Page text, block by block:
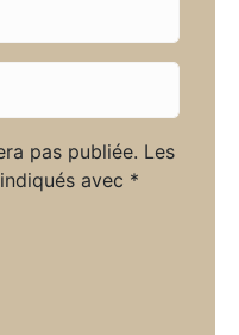
pas publiée. Les
avec *